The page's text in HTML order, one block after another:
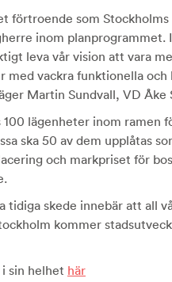
förtroende som Stockholms
inom planprogrammet.
leva vår vision att vara
vackra funktionella och
Martin Sundvall, VD Åke
100 lägenheter inom ramen
ska 50 av dem upplåtas
och markpriset för
tidiga skede innebär att all
kommer
sin helhet här